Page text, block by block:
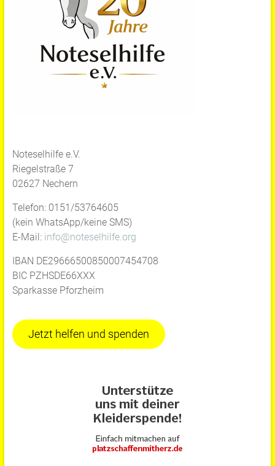
Noteselhilfe e.V.
Riegelstraße 7
02627 Nechern
Telefon: 0151/53764605
(kein WhatsApp/keine SMS)
E-Mail: info@noteselhilfe.org
IBAN DE29666500850007454708
BIC PZHSDE66XXX
Sparkasse Pforzheim
Jetzt helfen und spenden